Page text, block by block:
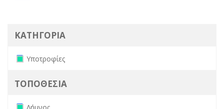
ΚΑΤΗΓΟΡΙΑ
Remove Υποτροφίες filter
Υποτροφίες
ΤΟΠΟΘΕΣΙΑ
Remove Λήμνος filter